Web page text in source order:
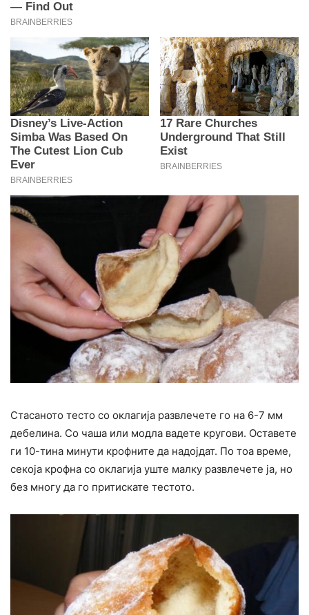
Стасаното тесто со оклагија развлечете го на 6-7 мм
дебелина. Со чаша или модла вадете кругови. Оставете
ги 10-тина минути крофните да надојдат. По тоа време,
секоја крофна со оклагија уште малку развлечете ја, но
без многу да го притискате тестото.